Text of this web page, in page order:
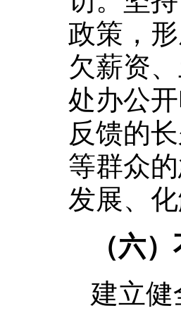
政策，
欠薪资
处办公
反馈的
等群众
发展、
（六
建立